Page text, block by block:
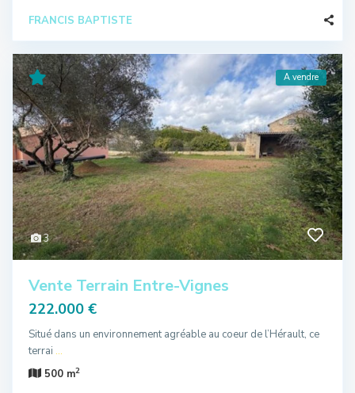
FRANCIS BAPTISTE
3
A vendre
Vente Terrain Entre-Vignes
222.000 €
Situé dans un environnement agréable au coeur de l’Hérault, ce
terrai ...
500 m2